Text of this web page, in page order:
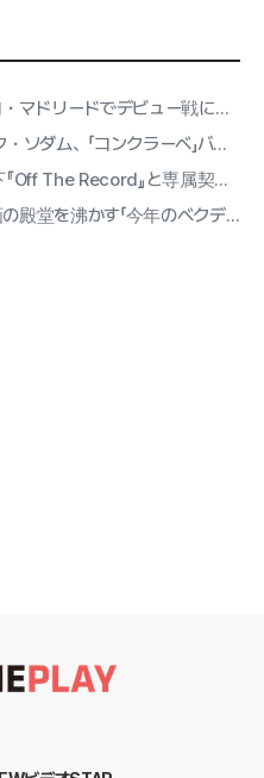
イ・カンインがアトレティコ・マドリードでデビュー戦に出陣！ATEEZのサンが始球式、リセーヌのハーフタイム公演が確定
キム・ミジョ監督・俳優パク・ソダム、「コンクラーベ」バリアフリーバージョンに合流
イ・デフィ、Wake One傘下『Off The Record』と専属契約確定…オールラウンダー・アーティストのソロ第2幕
'ハンラン' 指名미監督 映画の殿堂を沸かす「今年のベクデルエイリアン」部門に選定